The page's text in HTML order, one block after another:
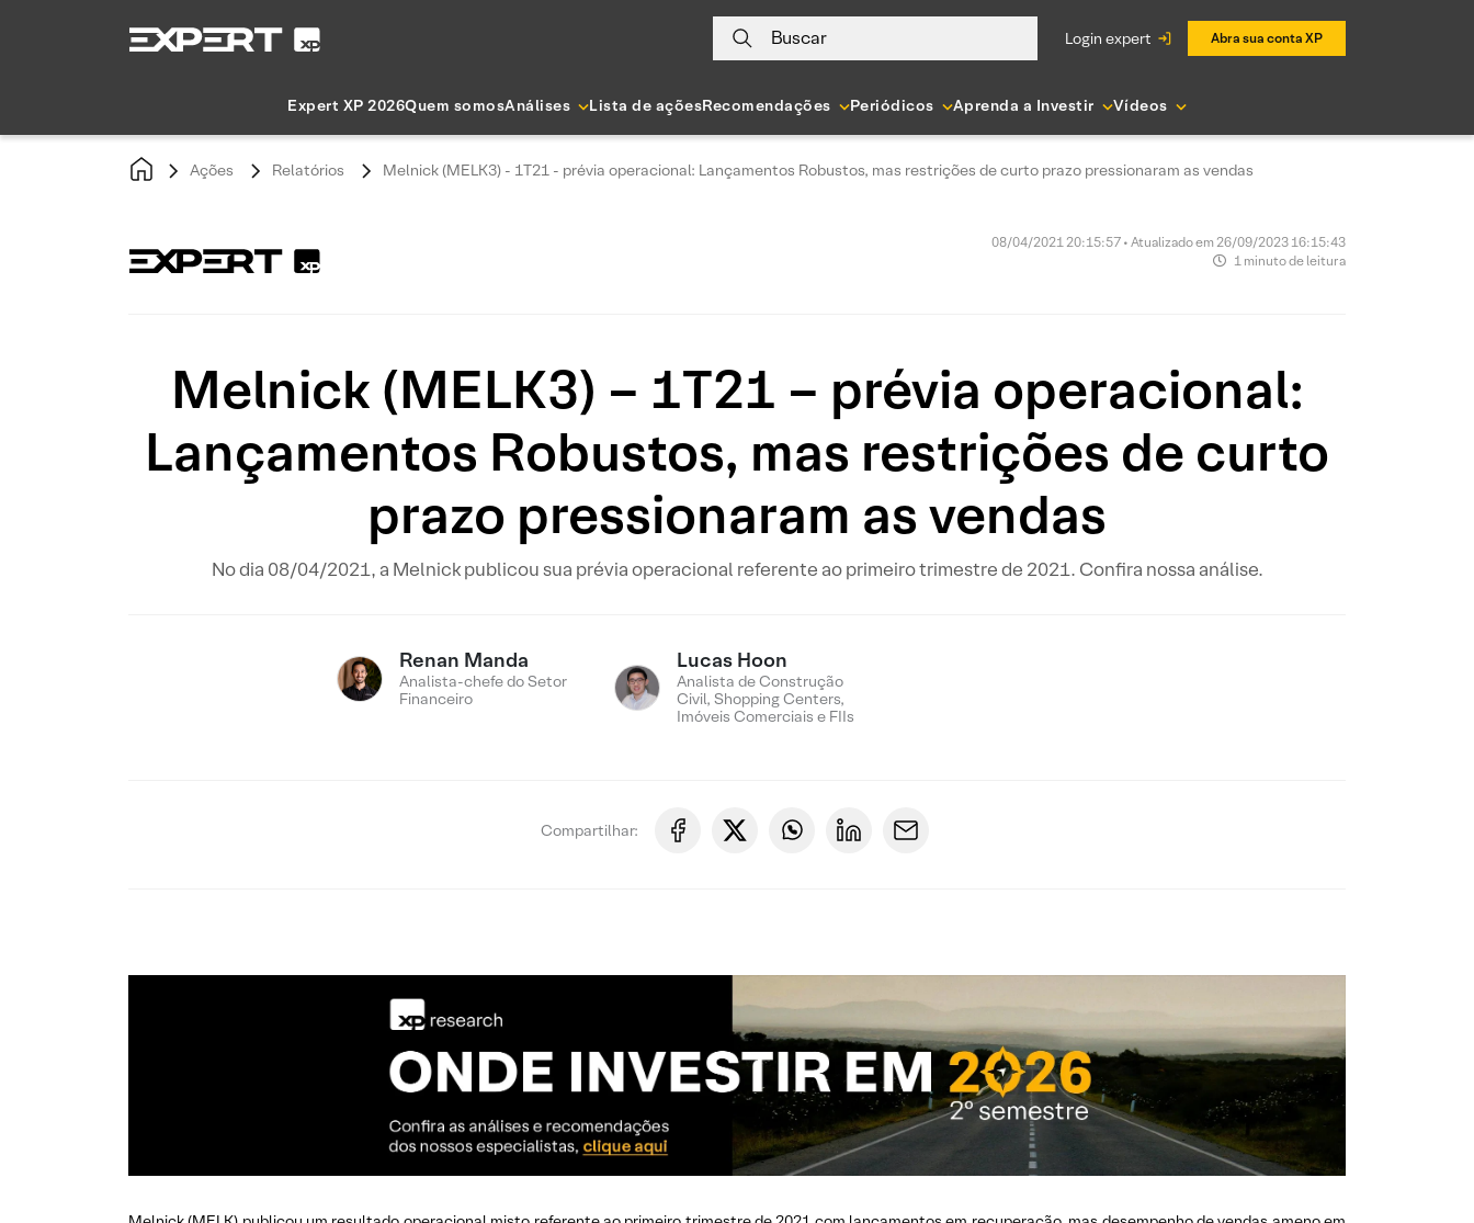
Buscar login expert Abra sua conta XP
Expert XP 2026Quem somosAnálises Lista de açõesRecomendações Periódicos Aprenda a Investir Vídeos
Ações Relatórios Melnick (MELK3) - 1T21 - prévia operacional: Lançamentos Robustos, mas restrições de curto prazo pressionaram as vendas
08/04/2021 20:15:57 • Atualizado em 26/09/2023 16:15:43
1 minuto de leitura
Melnick (MELK3) – 1T21 – prévia operacional:
Lançamentos Robustos, mas restrições de curto
prazo pressionaram as vendas
No dia 08/04/2021, a Melnick publicou sua prévia operacional referente ao primeiro trimestre de 2021. Confira nossa análise.
Renan Manda
Analista-chefe do Setor
Financeiro
Lucas Hoon
Analista de Construção
Civil, Shopping Centers,
Imóveis Comerciais e FIIs
Compartilhar: